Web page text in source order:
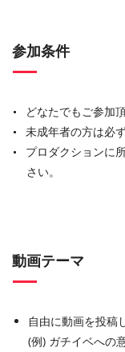
参加条件
どなたでもご参加
未成年者の方は必
プロダクションに
さい。
動画テーマ
自由に動画を投稿
(例) ガチイベへの